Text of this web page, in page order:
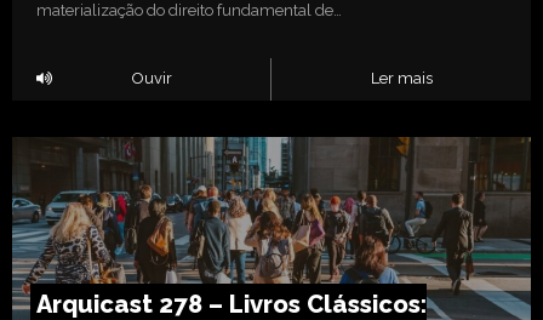
materialização do direito fundamental de…
Ouvir Ler mais
Arquicast 278 – Livros Clássicos: